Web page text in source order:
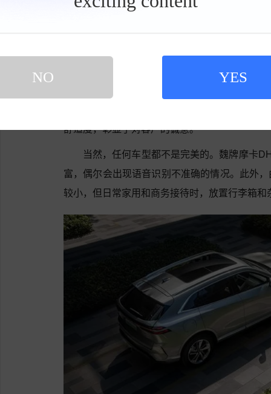
NO YES
若有充电桩，日常使用几乎无需加油，用车成
在商务接待方面，内饰质感十足，大量软
舒适度，彰显了对客户的诚意。
当然，任何车型都不是完美的。魏牌摩卡
富，偶尔会出现语音识别不准确的情况。此外
较小，但日常家用和商务接待时，放置行李箱